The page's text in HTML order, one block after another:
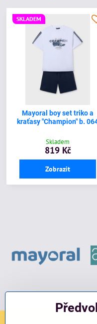
SKLADEM
Mayoral boy set triko a
kraťasy "Champion" b.
Skladem
819 Kč
Zobrazit